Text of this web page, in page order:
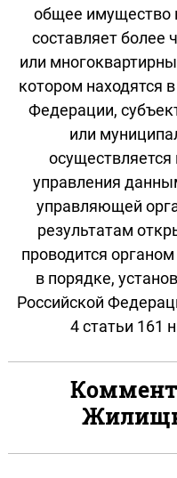
общее имущество
составляет более
или
котором находятся
Федерации,
или
осуществляется
управления
управляющей
результатам
проводится
в порядке,
Российской
4 статьи 161